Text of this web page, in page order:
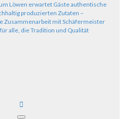
Löwen erwartet Gäste authentische
produzierten Zutaten –
Zusammenarbeit mit Schäfermeister
alle, die Tradition und Qualität